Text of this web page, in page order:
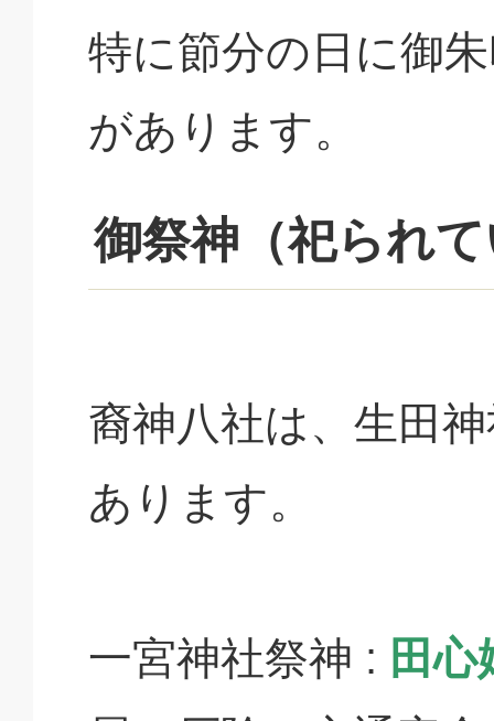
特に節分の日に御
があります。
御祭神（祀られ
裔神八社は、生田
あります。
一宮神社祭神 : 田心